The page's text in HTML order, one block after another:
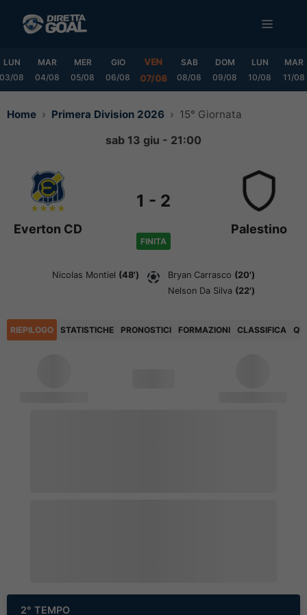
MENU
LUN
03/08
MAR
04/08
MER
05/08
GIO
06/08
VEN
07/08
SAB
08/08
DOM
09/08
LUN
10/08
MAR
11/08
Home Primera Division 2026 15° Giornata
sab 13 giu - 21:00
Everton CD
1 - 2
FINITA
Palestino
Nicolas Montiel (48') Bryan Carrasco (20')
Nelson Da Silva (22')
RIEPILOGO STATISTICHE PRONOSTICI FORMAZIONI CLASSIFICA
2° TEMPO